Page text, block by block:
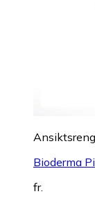
Bioderma
fr.